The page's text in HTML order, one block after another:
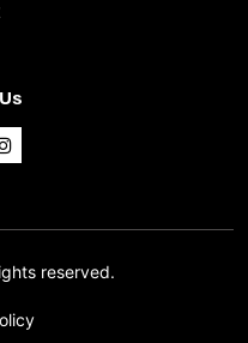
reserved.